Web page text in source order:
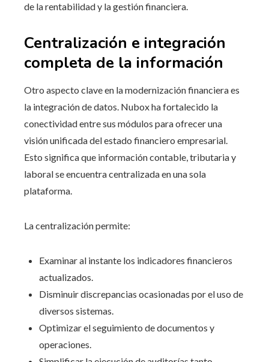
de la rentabilidad y la gestión financiera.
Centralización e integración
completa de la información
Otro aspecto clave en la modernización financiera es
la integración de datos. Nubox ha fortalecido la
conectividad entre sus módulos para ofrecer una
visión unificada del estado financiero empresarial.
Esto significa que información contable, tributaria y
laboral se encuentra centralizada en una sola
plataforma.
La centralización permite:
Examinar al instante los indicadores financieros
actualizados.
Disminuir discrepancias ocasionadas por el uso de
diversos sistemas.
Optimizar el seguimiento de documentos y
operaciones.